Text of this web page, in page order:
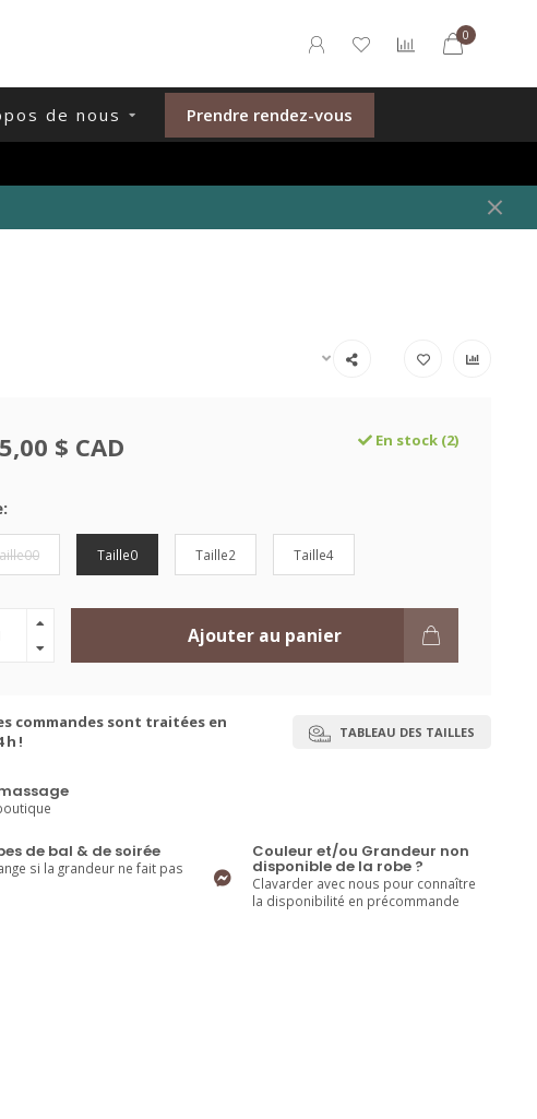
0
de nous Prendre rendez-vous
$ CAD En stock (2)
Taille0 Taille2 Taille4
Ajouter au panier
commandes sont traitées en
h !
TABLEAU DES TAILLES
de bal & de soirée
si la grandeur ne fait pas
Couleur et/ou Grandeur non
disponible de la robe ?
Clavarder avec nous pour connaître
la disponibilité en précommande